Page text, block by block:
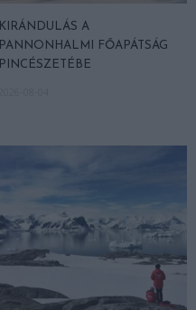
KIRÁNDULÁS A
PANNONHALMI FŐAPÁTSÁG
PINCÉSZETÉBE